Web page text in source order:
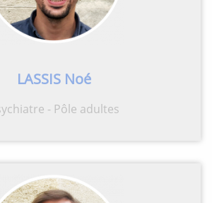
LASSIS Noé
- Pôle adultes